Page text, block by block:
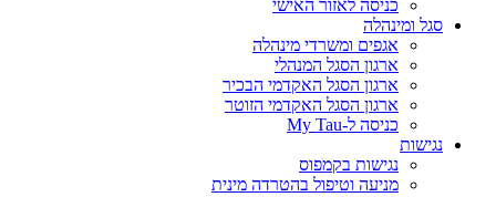
כניסה לאזור האישי
סגל ומינהלה
אגפים ומשרדי מינהלה
ארגון הסגל המנהלי
ארגון הסגל האקדמי הבכיר
ארגון הסגל האקדמי הזוטר
כניסה ל-My Tau
נגישות
נגישות בקמפוס
מניעה וטיפול בהטרדה מינית